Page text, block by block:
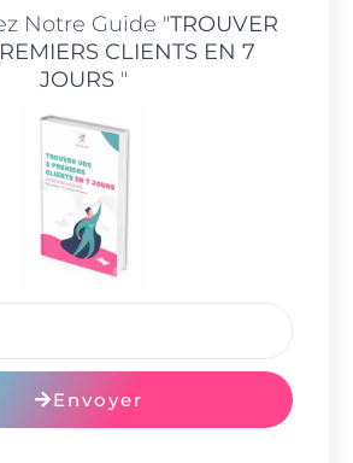
Notre Guide "TROUVER
CLIENTS EN 7
JOURS"
Envoyer